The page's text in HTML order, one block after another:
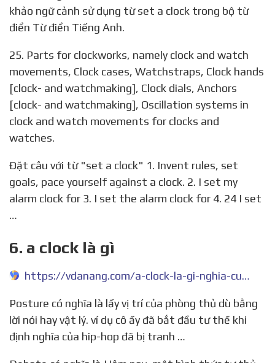
khảo ngữ cảnh sử dụng từ set a clock trong bộ từ
điển Từ điển Tiếng Anh.
25. Parts for clockworks, namely clock and watch
movements, Clock cases, Watchstraps, Clock hands
[clock- and watchmaking], Clock dials, Anchors
[clock- and watchmaking], Oscillation systems in
clock and watch movements for clocks and
watches.
Đặt câu với từ "set a clock" 1. Invent rules, set
goals, pace yourself against a clock. 2. I set my
alarm clock for 3. I set the alarm clock for 4. 24 I set
…
6. a clock là gì
https://vdanang.com/a-clock-la-gi-nghia-cua-tu-a-clock
Posture có nghĩa là lấy vị trí của phòng thủ dù bằng
lời nói hay vật lý. ví dụ cô ấy đã bắt đầu tư thế khi
định nghĩa của hip-hop đã bị tranh …